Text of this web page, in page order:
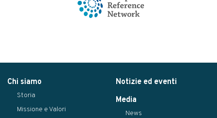
Chi siamo
Storia
Missione e Valori
Notizie ed eventi
Media
News